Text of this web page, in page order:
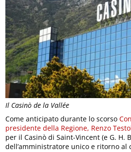
Il Casinò de la Vallée
Come anticipato durante lo scorso
presidente della Regione, Renzo
per il Casinò di Saint-Vincent (e G. H.
dell’amministratore unico e ritorno al